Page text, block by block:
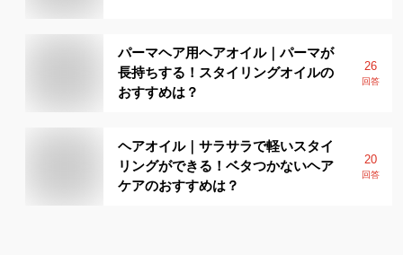
パーマヘア用ヘアオイル｜パーマが
長持ちする！スタイリングオイルの
おすすめは？
26
回答
ヘアオイル｜サラサラで軽いスタイ
リングができる！ベタつかないヘア
ケアのおすすめは？
20
回答